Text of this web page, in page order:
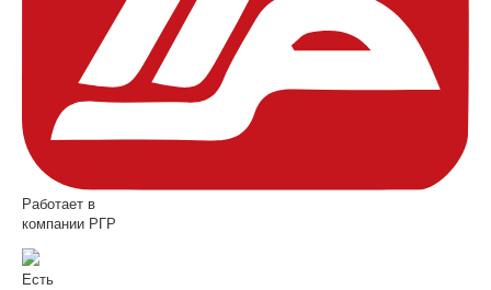
Работает в
компании РГР
Есть